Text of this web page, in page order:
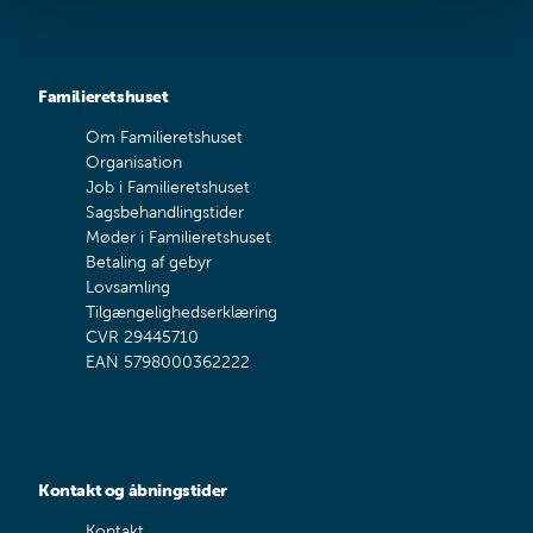
Familieretshuset
Om Familieretshuset
Organisation
Job i Familieretshuset
Sagsbehandlingstider
Møder i Familieretshuset
Betaling af gebyr
Lovsamling
Tilgængelighedserklæring
CVR 29445710
EAN 5798000362222
Kontakt og åbningstider